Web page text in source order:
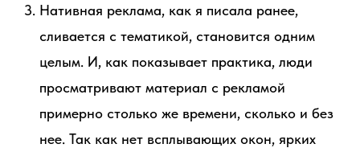
Нативная реклама, как я писала ранее,
сливается с тематикой, становится одним
целым. И, как показывает практика, люди
просматривают материал с рекламой
примерно столько же времени, сколько и без
нее. Так как нет всплывающих окон, ярких